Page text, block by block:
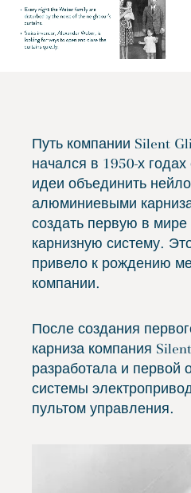
Путь компании Silent
начался в 1950-х годах
идеи объединить
алюминиевыми
создать первую в
карнизную систему.
привело к рождению
компании.
После создания
карниза компания
разработала и первой
системы
пультом управления.